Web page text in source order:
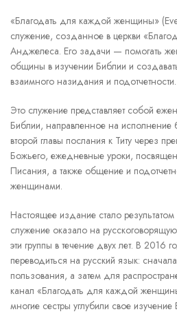
«Благодать для каждой женщины»
служение, созданное в церкви
Анджелеса. Его задачи — помо­гать
общины в изучении Библии и
взаимного нази­дания и подотчетности.
Это служение представляет собой
Библии, направленное на исполнение
второй главы послания к Титу через
Божьего, еже­дневные уроки,
Писания, а также общение и
женщинами.
Настоящее издание стало результатом
служение оказало на
эти группы в течение двух лет. В 2016
переводиться на русский язык:
пользования, а затем для
канал «Благодать для каждой
многие сестры углубили свое изучение